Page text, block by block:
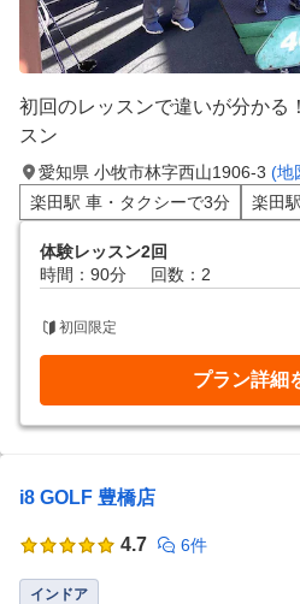
初回のレッスンで違いが分かる
スン
愛知県 小牧市林字西山1906-3 (地
楽田駅 車・タクシーで3分
楽田
体験レッスン2回
時間：90分
回数：2
初回限定
プラン詳細
i8 GOLF 豊橋店
4.7 6件
インドア